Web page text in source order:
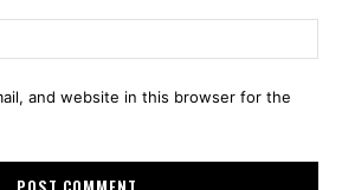
and website in this browser for the